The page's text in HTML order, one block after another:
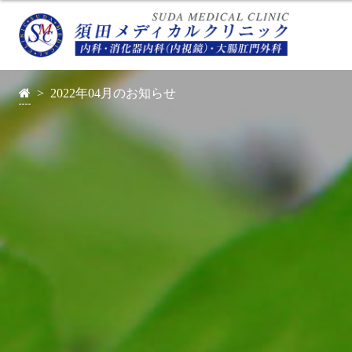
> 2022年04月のお知らせ